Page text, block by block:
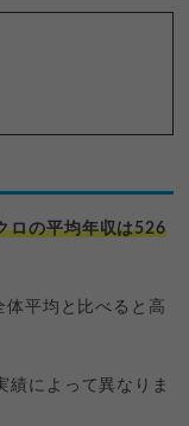
ロの平均年収は526
体平均と比べると高
績によって異なりま